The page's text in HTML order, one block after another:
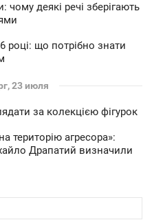
чому деякі речі зберігають
році: що потрібно знати
23 июля
за колекцією фігурок
територію агресора»:
Драпатий визначили